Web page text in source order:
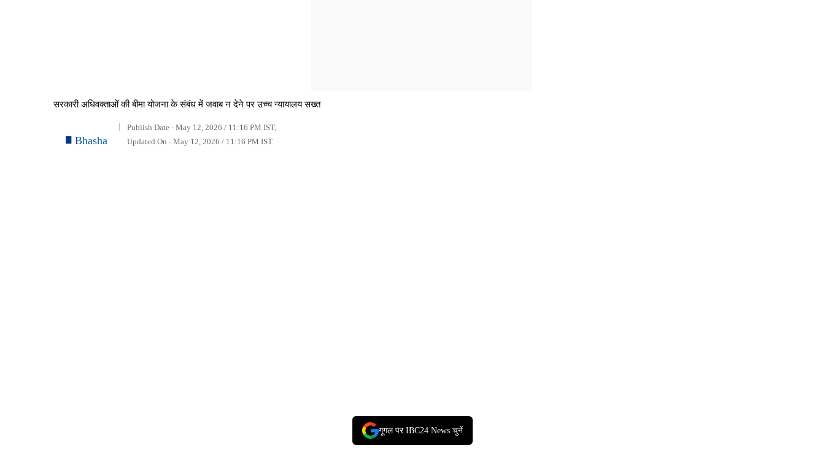
सरकारी अधिवक्ताओं की बीमा योजना के संबंध में जवाब न देने पर उच्च न्यायालय सख्त
Bhasha
Publish Date - May 12, 2026 / 11:16 PM IST,
Updated On - May 12, 2026 / 11:16 PM IST
गूगल पर IBC24 News चुनें